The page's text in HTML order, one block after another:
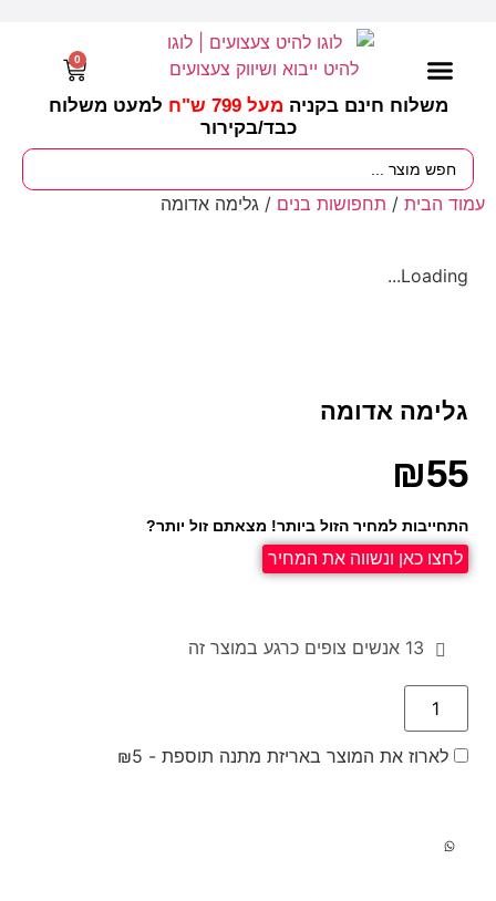
משלוח חינם בקניה מעל 799 ש"ח
למעט משלוח
כבד/בקירור
0
עמוד הבית / תחפושות בנים / גלימה אדומה
Loading...
גלימה אדומה
₪55
התחייבות למחיר הזול ביותר! מצאתם זול יותר?
לחצו כאן ונשווה את המחיר
13 אנשים צופים כרגע במוצר זה
לארוז את המוצר באריזת מתנה תוספת - ₪5